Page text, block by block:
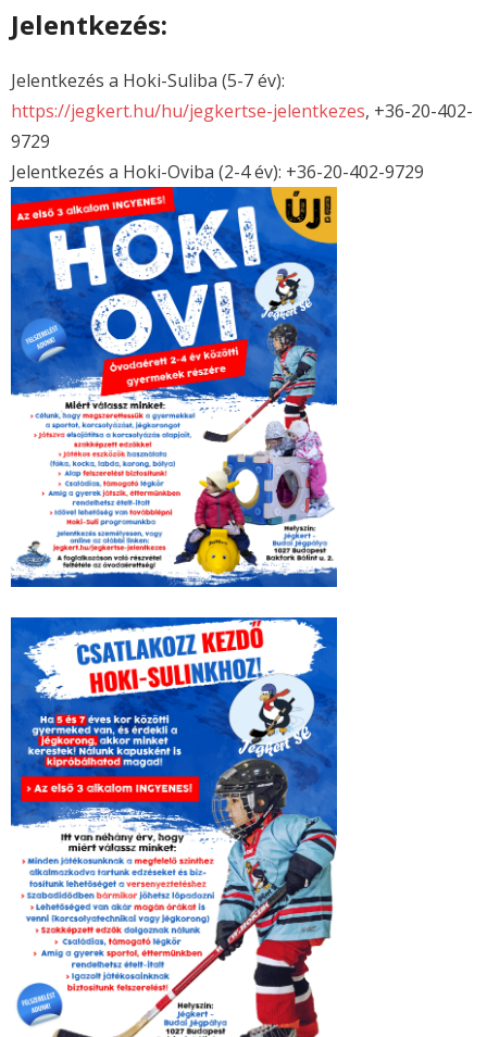
Jelentkezés:
Jelentkezés a Hoki-Suliba (5-7 év):
https://jegkert.hu/hu/jegkertse-jelentkezes, +36-20-402-
9729
Jelentkezés a Hoki-Oviba (2-4 év): +36-20-402-9729